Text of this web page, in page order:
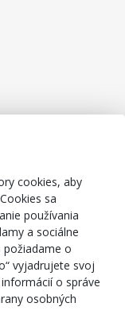
cookies, aby
sa
používania
a sociálne
požiadame o
vyjadrujete svoj
o správe
osobných